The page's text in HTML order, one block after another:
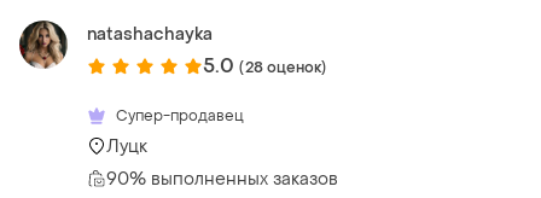
natashachayka
5.0 (28 оценок)
Супер-продавец
Луцк
90% выполненных заказов